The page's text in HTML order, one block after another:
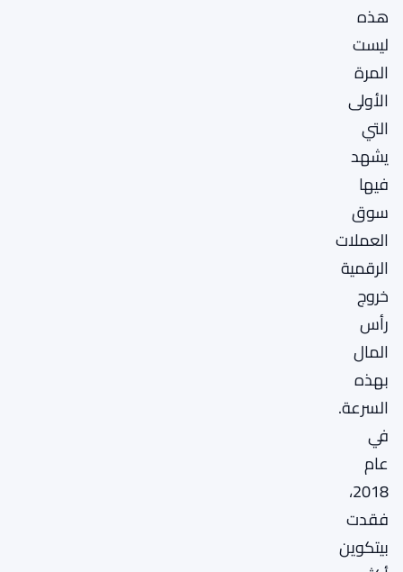
هذه
ليست
المرة
الأولى
التي
يشهد
فيها
سوق
العملات
الرقمية
خروج
رأس
المال
بهذه
السرعة.
في
عام
2018،
فقدت
بيتكوين